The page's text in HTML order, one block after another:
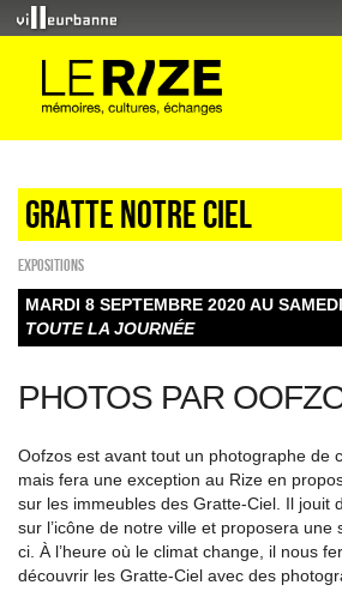
Gratte notre ciel
EXPOSITIONS
MARDI 8 SEPTEMBRE 2020 AU
TOUTE LA JOURNÉE
PHOTOS PAR
Oofzos est avant tout un photographe de
mais fera une exception au Rize en
sur les immeubles des Gratte-Ciel. Il jouit
sur l’icône de notre ville et proposera une
ci. À l’heure où le climat change, il nous
découvrir les Gratte-Ciel avec des